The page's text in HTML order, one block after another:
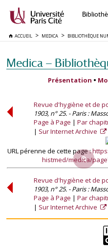
ACCUEIL MEDICA BIBLIOTHÈQUE
Medica —
Présentation •
Revue d'hygiène et de
1903, n° 25. - Paris :
Page à Page
Par
Sur Internet Archive
URL pérenne de cette page :
histmed/medica/
Revue d'hygiène et de
1903, n° 25. - Paris :
Page à Page
Par
Sur Internet Archive